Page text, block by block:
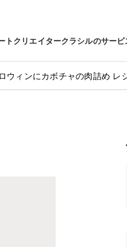
トクリエイタークラシルのサービ
ウィンにカボチャの肉詰め レ